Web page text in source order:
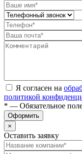
Я согласен на
политикой
* — Обязательное
Оформить
×
Оставить заявку